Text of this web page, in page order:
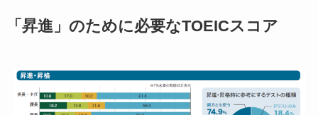
「昇進」のために必要なTOEICスコア